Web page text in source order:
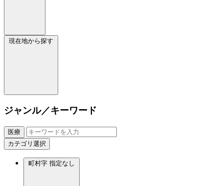
現在地から探す
ジャンル／キーワード
医療
カテゴリ選択
町村字 指定なし